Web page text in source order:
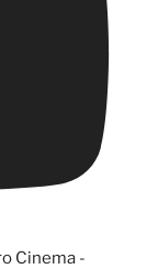
Cinema -